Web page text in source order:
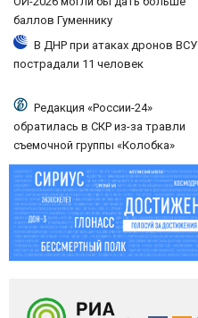
баллов Гуменнику
В ДНР при атаках дронов ВСУ
пострадали 11 человек
Редакция «России-24»
обратилась в СКР из-за травли
съемочной группы «Колобка»